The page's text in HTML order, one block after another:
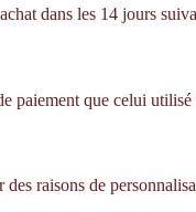
dans les 14 jours
paiement que celui
raisons de